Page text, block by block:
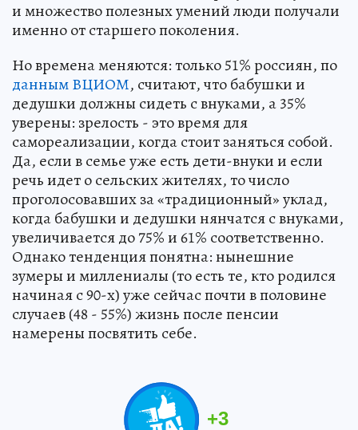
и множество полезных умений люди получали
именно от старшего поколения.
Но времена меняются: только 51% россиян, по
данным ВЦИОМ, считают, что бабушки и
дедушки должны сидеть с внуками, а 35%
уверены: зрелость - это время для
самореализации, когда стоит заняться собой.
Да, если в семье уже есть дети-внуки и если
речь идет о сельских жителях, то число
проголосовавших за «традиционный» уклад,
когда бабушки и дедушки нянчатся с внуками,
увеличивается до 75% и 61% соответственно.
Однако тенденция понятна: нынешние
зумеры и миллениалы (то есть те, кто родился
начиная с 90-х) уже сейчас почти в половине
случаев (48 - 55%) жизнь после пенсии
намерены посвятить себе.
+3